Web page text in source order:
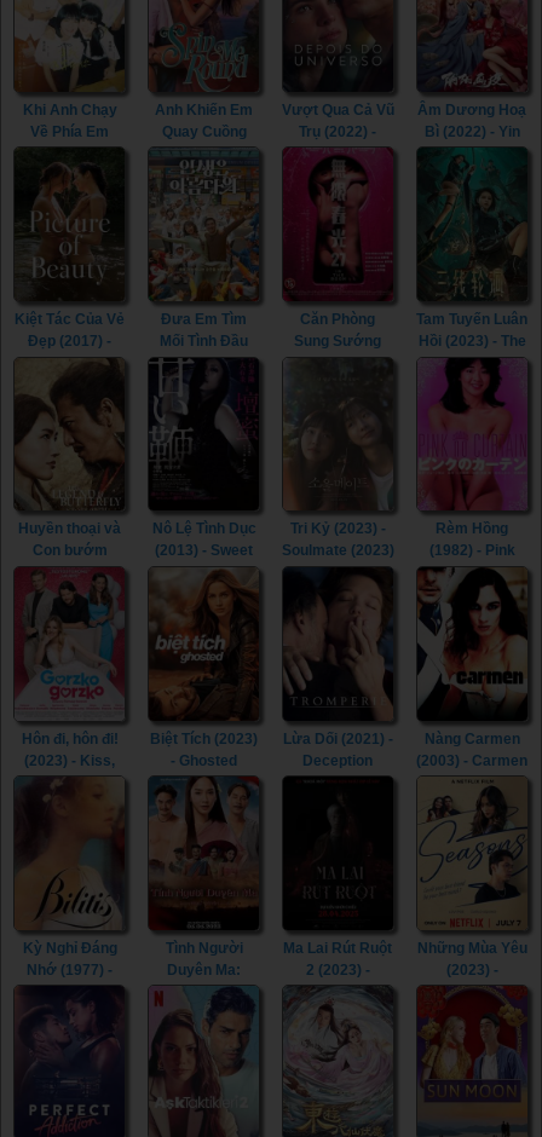
Khi Anh Chạy
Về Phía Em
Fly Towards You
(2023)
Anh Khiến Em
Quay Cuồng
(2022) - Spin Me
Round (2022)
Vượt Qua Cả Vũ
Trụ (2022) -
Beyond the
Universe (2022)
Âm Dương Hoạ
Bì (2022) - Yin
Yang Painted
Skin (2022)
Kiệt Tác Của Vẻ
Đẹp (2017) -
Picture of
Beauty (2017)
Đưa Em Tìm
Mối Tình Đầu
(2022) - Life Is
Beautiful (2022)
Căn Phòng
Sung Sướng
Tam Tuyến Luân
Hồi (2023) - The
River (2023)
Huyền thoại và
Con bướm
(2023) - The
Legend &
Butterfly (2023)
Nô Lệ Tình Dục
(2013) - Sweet
Whip (2013)
Tri Kỷ (2023) -
Soulmate (2023)
Rèm Hồng
(1982) - Pink
Curtain (1982)
Hôn đi, hôn đi!
(2023) - Kiss,
Kiss! (2023)
Biệt Tích (2023)
- Ghosted
(2023)
Lừa Dối (2021) -
Deception
Nàng Carmen
(2003) - Carmen
(2003)
Kỳ Nghỉ Đáng
Nhớ (1977) -
Tình Người
Duyên Ma:
Ngoại Truyện
(2023) - Tid Noi:
More Than True
Love (2023)
Ma Lai Rút Ruột
2 (2023) -
Inhuman Kiss 2
(2023)
Những Mùa Yêu
(2023) -
Seasons (2023)